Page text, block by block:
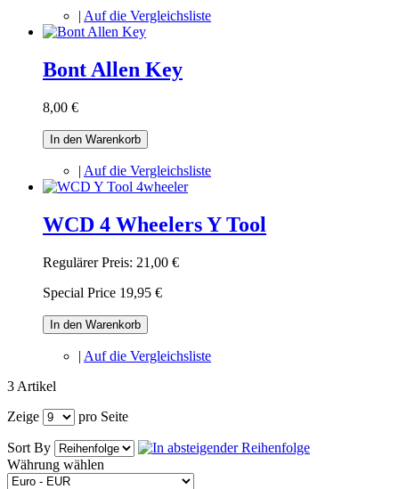
| Auf die Vergleichsliste
Bont Allen Key
8,00 €
In den Warenkorb
| Auf die Vergleichsliste
WCD 4 Wheelers Y Tool
Regulärer Preis: 21,00 €
Special Price 19,95 €
In den Warenkorb
| Auf die Vergleichsliste
3 Artikel
Zeige
pro Seite
Sort By
Währung wählen